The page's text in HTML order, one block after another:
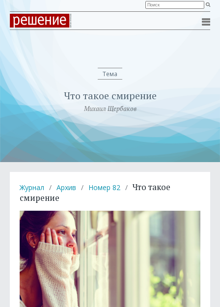
Тема
Что такое смирение
Михаил Щербаков
Журнал / Архив / Номер 82 / Что такое
смирение